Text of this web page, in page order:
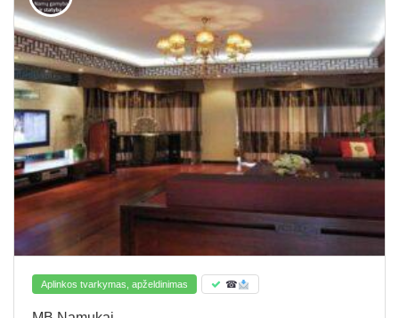
Aplinkos tvarkymas, apželdinimas ☎